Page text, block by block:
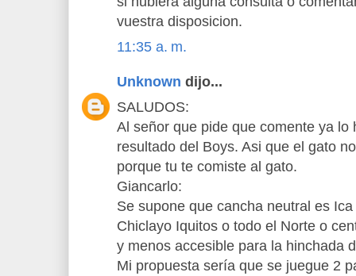
vuestra disposicion.
11:35 a. m.
Unknown dijo...
SALUDOS:
Al señor que pide que comente ya lo
resultado del Boys. Asi que el gato
porque tu te comiste al gato.
Giancarlo:
Se supone que cancha neutral es
Chiclayo Iquitos o todo el Norte o
y menos accesible para la hinchada
Mi propuesta sería que se juegue 2